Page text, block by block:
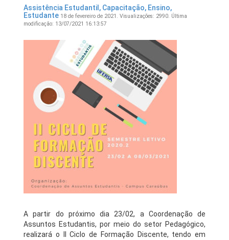
Assistência Estudantil , Capacitação, Ensino,
Estudante 18 de fevereiro de 2021. Visualizações: 2990. Última
modificação: 13/07/2021 16:13:57
A partir do próximo dia 23/02, a Coordenação de
Assuntos Estudantis, por meio do setor Pedagógico,
realizará o II Ciclo de Formação Discente, tendo em